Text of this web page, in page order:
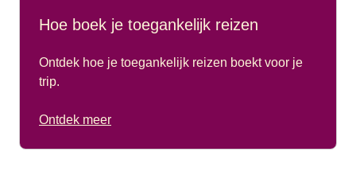
hebben tijdens hun reis. Neem contact op met ons service
Als je met kinderen reist, neem dan contact met ons op
elkaar zitten.
Hoe boek je toegankelijk reizen
Ontdek hoe je toegankelijk reizen boekt voor je
trip.
Ontdek meer